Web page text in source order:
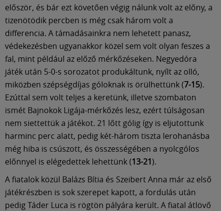
először, és bár ezt követően végig nálunk volt az előny, a
tizenötödik percben is még csak három volt a
differencia. A támadásainkra nem lehetett panasz,
védekezésben ugyanakkor közel sem volt olyan feszes a
fal, mint például az előző mérkőzéseken. Negyedóra
játék után 5-0-s sorozatot produkáltunk, nyílt az olló,
miközben szépségdíjas góloknak is örülhettünk (7-15).
Ezúttal sem volt teljes a keretünk, illetve szombaton
ismét Bajnokok Ligája-mérkőzés lesz, ezért túlságosan
nem siettettük a játékot. 21 lőtt gólig így is eljutottunk
harminc perc alatt, pedig két-három tiszta lerohanásba
még hiba is csúszott, és összességében a nyolcgólos
előnnyel is elégedettek lehettünk (13-21).
A fiatalok közül Balázs Bítia és Szeibert Anna már az első
játékrészben is sok szerepet kapott, a fordulás után
pedig Táder Luca is rögtön pályára került. A fiatal átlövő